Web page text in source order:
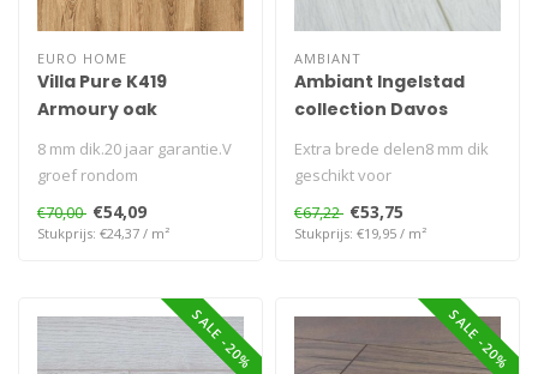
EURO HOME
Villa Pure K419
Armoury oak
8 mm dik.20 jaar garantie.V
groef rondom
€70,00 €54,09
Stukprijs: €24,37 / m²
AMBIANT
Ambiant Ingelstad
collection Davos
Extra brede delen8 mm dik
geschikt voor
vloerverwarming
€67,22 €53,75
Stukprijs: €19,95 / m²
SALE -20% SALE -20%